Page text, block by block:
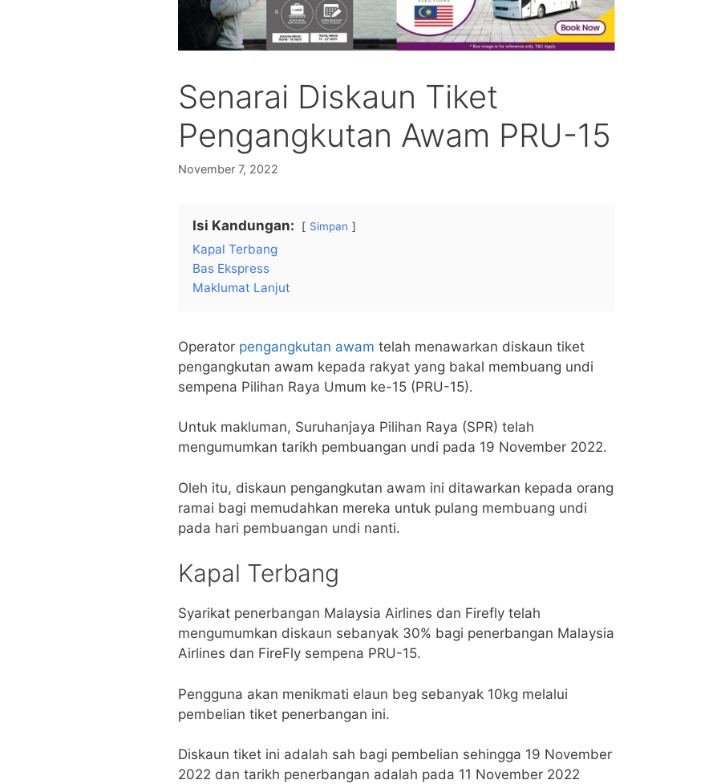
Senarai Diskaun Tiket
Pengangkutan Awam PRU-15
November 7, 2022
Isi Kandungan: Simpan
Kapal Terbang
Bas Ekspress
Maklumat Lanjut
Operator pengangkutan awam telah menawarkan diskaun tiket
pengangkutan awam kepada rakyat yang bakal membuang undi
sempena Pilihan Raya Umum ke-15 (PRU-15).
Untuk makluman, Suruhanjaya Pilihan Raya (SPR) telah
mengumumkan tarikh pembuangan undi pada 19 November 2022.
Oleh itu, diskaun pengangkutan awam ini ditawarkan kepada orang
ramai bagi memudahkan mereka untuk pulang membuang undi
pada hari pembuangan undi nanti.
Kapal Terbang
Syarikat penerbangan Malaysia Airlines dan Firefly telah
mengumumkan diskaun sebanyak 30% bagi penerbangan Malaysia
Airlines dan FireFly sempena PRU-15.
Pengguna akan menikmati elaun beg sebanyak 10kg melalui
pembelian tiket penerbangan ini.
Diskaun tiket ini adalah sah bagi pembelian sehingga 19 November
2022 dan tarikh penerbangan adalah pada 11 November 2022